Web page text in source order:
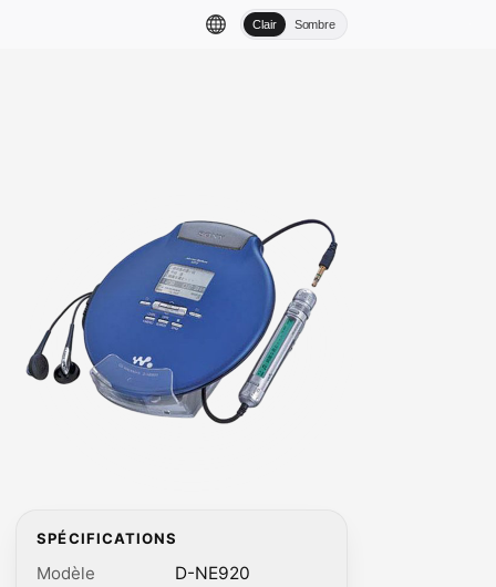
Clair Sombre
SPÉCIFICATIONS
Modèle
D-NE920